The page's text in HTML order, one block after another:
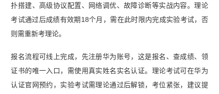
扑搭建、高级协议配置、网络调优、故障诊断等实战内容。理论
考试通过后成绩有效期18个月，需在此时限内完成实验考试，否
则需重新考理论。
报名流程可线上完成，先注册华为账号，这是报名、查成绩、领
证书的唯一入口，需使用真实姓名实名认证。理论考试可在华为
认证官网预约，实验考试需理论通过后解锁，考位紧张，建议提